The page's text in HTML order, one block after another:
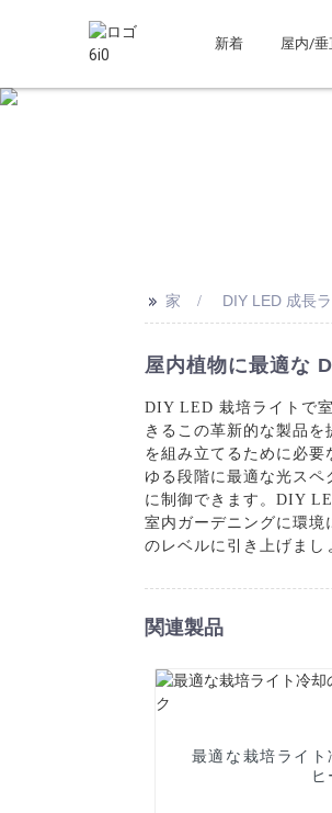
新着 屋内/垂
>> 家 DIY LED 成長
屋内植物に最適な
DIY LED 栽培ライトで
きるこの革新的な製品
を組み立てるために必
ゆる段階に最適な光ス
に制御できます。DIY
室内ガーデニングに環
のレベルに引き上げまし
関連製品
最適な栽培ライ